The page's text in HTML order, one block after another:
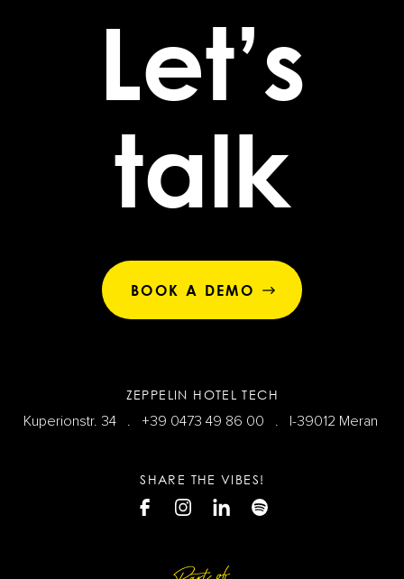
Let’s
talk
BOOK A DEMO
SHARE THE VIBES!
ZEPPELIN HOTEL TECH
Kuperionstr. 34 . +39 0473 49 86 00 . I-39012 Meran